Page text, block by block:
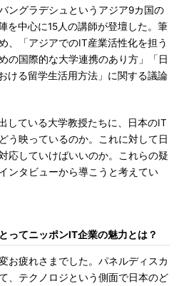
ングラデシュというアジア9カ国の
を中心に15人の講師が登壇した。筆
、「アジアでのIT産業活性化を担う
の国際的な大学連携のあり方」「日
ける留学生活用方法」に関する議論
している大学教授たちに、日本のIT
う映っているのか。これに対して日
応していけばいいのか。これらの疑
ンタビューから導こうと考えてい
ってニッポンIT企業の魅力とは？
お疲れさまでした。パネルディスカ
、テクノロジという側面で日本のど